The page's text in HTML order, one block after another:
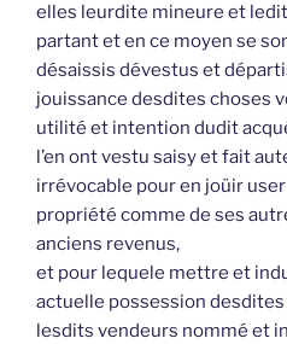
elles leurdite mineure et
partant et en ce moyen se
désaissis dévestus et
jouissance desdites choses
utilité et intention dudit
l’en ont vestu saisy et fait
irrévocable pour en joüir
propriété comme de ses
anciens revenus,
et pour lequele mettre et
actuelle possession
lesdits vendeurs nommé et